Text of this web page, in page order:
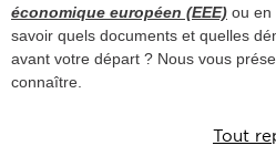
économique européen (EEE) ou en
savoir quels documents et quelles
avant votre départ ? Nous vous
connaître.
Tout